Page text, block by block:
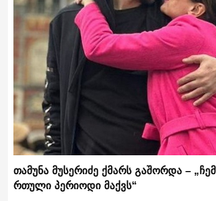
თამუნა მუსერიძე ქმარს გაშორდა –
რთული პერიოდი მაქვს“